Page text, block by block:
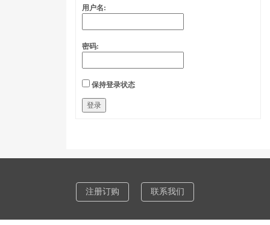
用户名:
密码:
保持登录状态
登录
注册订购 联系我们